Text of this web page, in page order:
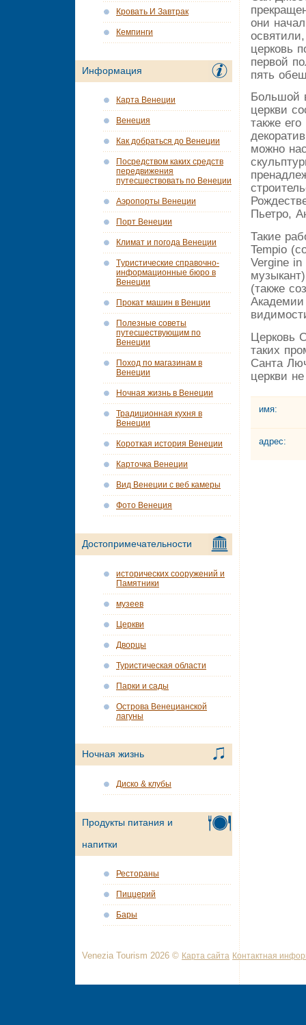
они
церковь
первой
пять
Большой
церкви
также
можно
Пьетро,
Такие
Tempio
Vergine
(также
Академии
Церковь
таких
Санта
церкви
имя:
адрес:
Кровать И Завтрак
Кемпинги
Информация
Карта Венеции
Венеция
Как добраться до Венеции
Посредством каких средств
передвижения
путесшествовать по Венеции
Аэропорты Венеции
Порт Венеции
Климат и погода Венеции
Tуристические справочно-
информационные бюро в
Венеции
Прокат машин в Венции
Полезные советы
путесшествующим по
Венеции
Поход по магазинам в
Венеции
Ночная жизнь в Венеции
Традиционная кухня в
Венеции
Короткая история Венеции
Карточка Венеции
Вид Венеции с веб камеры
Фото Венеция
Достопримечательности
исторических сооружений и
Памятники
музеев
Церкви
Дворцы
Туристическая области
Парки и сады
Острова Венецианской
лагуны
Ночная жизнь
Диско & клубы
Продукты питания и
напитки
Рестораны
Пиццерий
Бары
Venezia Tourism 2026 © Карта сайта Контактная